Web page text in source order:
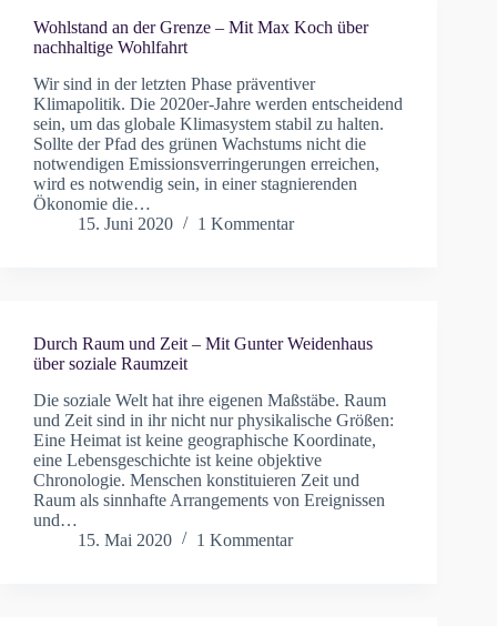
Wohlstand an der Grenze – Mit Max Koch über
nachhaltige Wohlfahrt
Wir sind in der letzten Phase präventiver
Klimapolitik. Die 2020er-Jahre werden entscheidend
sein, um das globale Klimasystem stabil zu halten.
Sollte der Pfad des grünen Wachstums nicht die
notwendigen Emissionsverringerungen erreichen,
wird es notwendig sein, in einer stagnierenden
Ökonomie die…
15. Juni 2020
1 Kommentar
Durch Raum und Zeit – Mit Gunter Weidenhaus
über soziale Raumzeit
Die soziale Welt hat ihre eigenen Maßstäbe. Raum
und Zeit sind in ihr nicht nur physikalische Größen:
Eine Heimat ist keine geographische Koordinate,
eine Lebensgeschichte ist keine objektive
Chronologie. Menschen konstituieren Zeit und
Raum als sinnhafte Arrangements von Ereignissen
und…
15. Mai 2020
1 Kommentar